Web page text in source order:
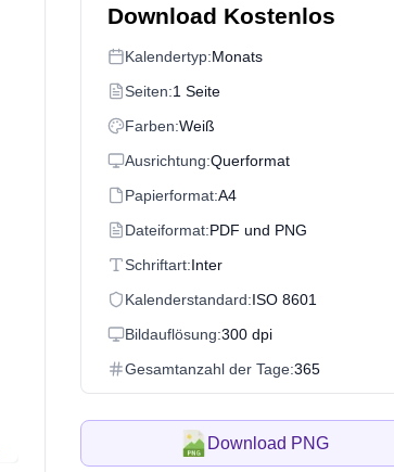
Download Kostenlos
Kalendertyp:Monats
Seiten:1 Seite
Farben:Weiß
Ausrichtung:Querformat
Papierformat:A4
Dateiformat:PDF und PNG
Schriftart:Inter
Kalenderstandard:ISO 8601
Bildauflösung:300 dpi
Gesamtanzahl der Tage:365
Download PNG